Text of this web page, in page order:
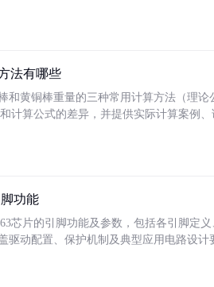
法有哪些
和黄铜棒重量的三种常用计算方法（理
和计算公式的差异，并提供实际计算案例
功能
芯片的引脚功能及参数，包括各引脚定
驱动配置、保护机制及典型应用电路设